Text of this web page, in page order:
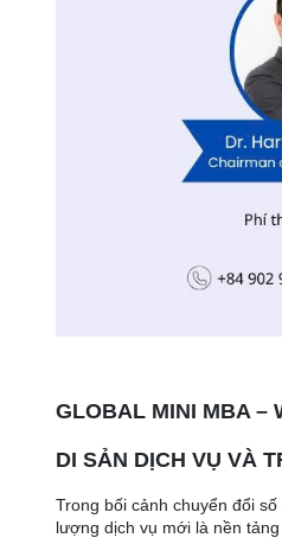
GLOBAL MINI MBA –
DI SẢN DỊCH VỤ VÀ
Trong bối cảnh chuyển đổi
lượng dịch vụ mới là nền